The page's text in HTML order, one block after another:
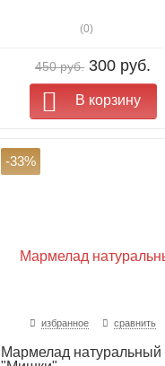
(0)
450 руб. 300 руб.
В корзину
-33%
избранное сравнить
Мармелад натуральный